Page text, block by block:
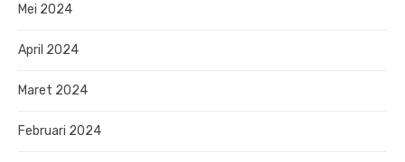
Mei 2024
April 2024
Maret 2024
Februari 2024